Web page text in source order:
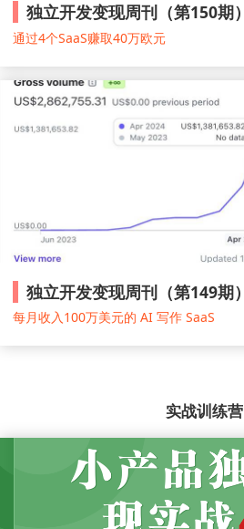
独立开发变现周刊（第150期）
通过4个SaaS赚取40万欧元
独立开发变现周刊（第149期）
每月收入100万美元的 AI 写作 SaaS
实战训练营